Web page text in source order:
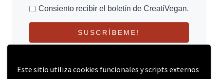
Este sitio utiliza cookies funcionales y scripts externos
Consiento recibir el boletín de CreatiVegan.
SUSCRÍBEME!